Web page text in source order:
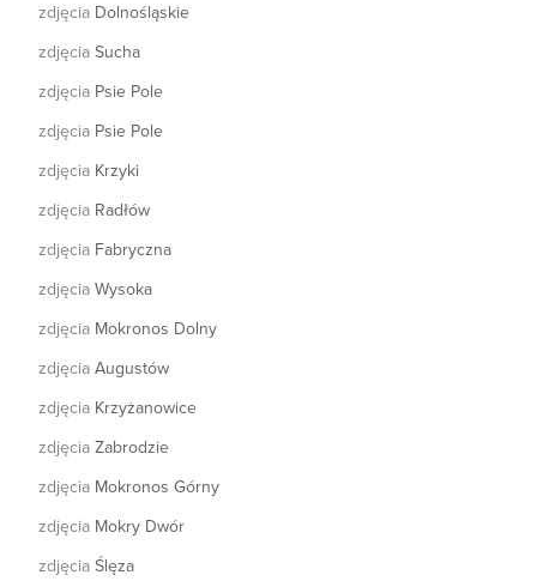
zdjęcia Dolnośląskie
zdjęcia Sucha
zdjęcia Psie Pole
zdjęcia Psie Pole
zdjęcia Krzyki
zdjęcia Radłów
zdjęcia Fabryczna
zdjęcia Wysoka
zdjęcia Mokronos Dolny
zdjęcia Augustów
zdjęcia Krzyżanowice
zdjęcia Zabrodzie
zdjęcia Mokronos Górny
zdjęcia Mokry Dwór
zdjęcia Ślęza